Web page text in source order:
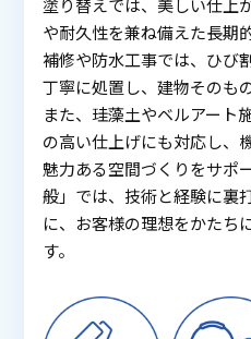
や耐久性を兼ね備えた長期
補修や防水工事では、ひび
丁寧に処置し、建物そのも
また、珪藻土やベルアート
の高い仕上げにも対応し、
魅力ある空間づくりをサポ
般」では、技術と経験に裏
に、お客様の理想をかたち
す。